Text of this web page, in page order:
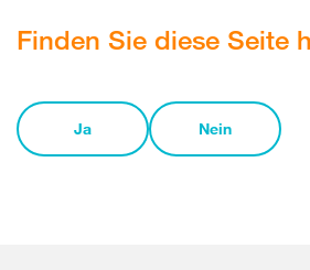
Finden Sie diese Seite
Ja Nein